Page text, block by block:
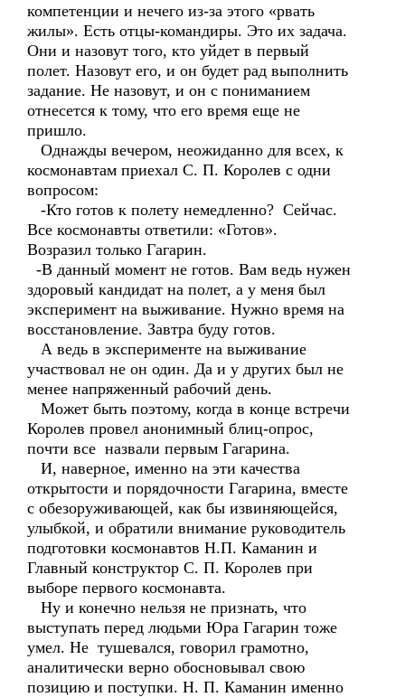
компетенции и нечего из-за этого «рвать
жилы». Есть отцы-командиры. Это их задача.
Они и назовут того, кто уйдет в первый
полет. Назовут его, и он будет рад выполнить
задание. Не назовут, и он с пониманием
отнесется к тому, что его время еще не
пришло.
Однажды вечером, неожиданно для всех, к
космонавтам приехал С. П. Королев с одни
вопросом:
-Кто готов к полету немедленно? Сейчас.
Все космонавты ответили: «Готов».
Возразил только Гагарин.
-В данный момент не готов. Вам ведь нужен
здоровый кандидат на полет, а у меня был
эксперимент на выживание. Нужно время на
восстановление. Завтра буду готов.
А ведь в эксперименте на выживание
участвовал не он один. Да и у других был не
менее напряженный рабочий день.
Может быть поэтому, когда в конце встречи
Королев провел анонимный блиц-опрос,
почти все назвали первым Гагарина.
И, наверное, именно на эти качества
открытости и порядочности Гагарина, вместе
с обезоруживающей, как бы извиняющейся,
улыбкой, и обратили внимание руководитель
подготовки космонавтов Н.П. Каманин и
Главный конструктор С. П. Королев при
выборе первого космонавта.
Ну и конечно нельзя не признать, что
выступать перед людьми Юра Гагарин тоже
умел. Не тушевался, говорил грамотно,
аналитически верно обосновывал свою
позицию и поступки. Н. П. Каманин именно